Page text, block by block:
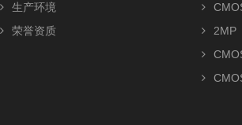
生产环境
荣誉资质
2MP